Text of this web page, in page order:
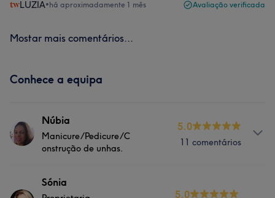
LUZIA•há aproximadamente 1 mês Avaliação verificada
Mostar mais comentários...
Conhece a equipa
Núbia
Manicure/Pedicure/C
onstrução de unhas.
5.0
11 comentários
Sónia
5.0